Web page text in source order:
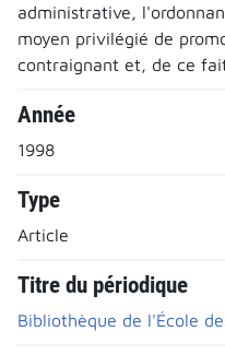
administrative,
moyen privilégié de
contraignant et, de ce
Année
1998
Type
Article
Titre du périodique
Bibliothèque de l'École